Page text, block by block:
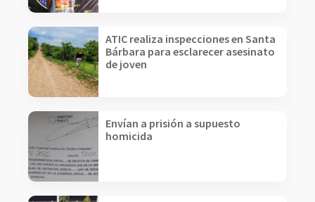
ATIC realiza inspecciones en Santa
Bárbara para esclarecer asesinato
de joven
Envían a prisión a supuesto
homicida